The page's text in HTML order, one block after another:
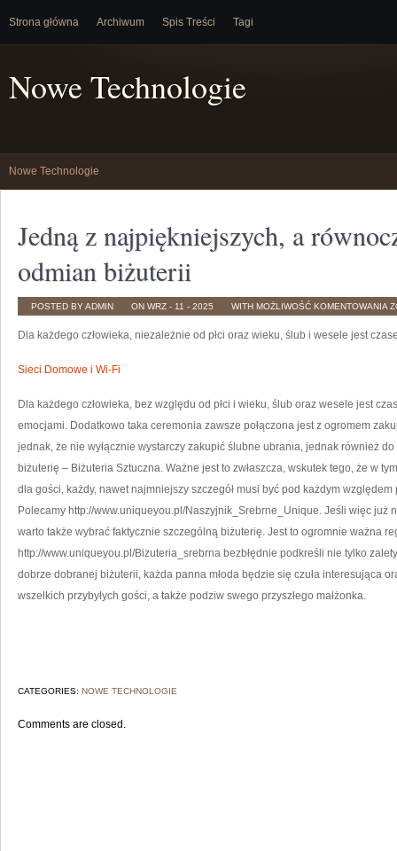
Strona główna Archiwum Spis Treści Tagi
Nowe Technologie
Nowe Technologie
Jedną z najpiękniejszych, a
odmian biżuterii
POSTED BY ADMIN ON WRZ - 11 - 2025 WITH MOŻLIWOŚĆ KOMENTOWANIA
Z
A
Dla każdego człowieka, niezależnie od płci oraz wieku, ślub i wesele jest
Sieci Domowe i Wi-Fi
Dla każdego człowieka, bez względu od płci i wieku, ślub oraz wesele jest
emocjami. Dodatkowo taka ceremonia zawsze połączona jest z ogromem
jednak, że nie wyłącznie wystarczy zakupić ślubne ubrania, jednak również
biżuterię – Biżuteria Sztuczna. Ważne jest to zwłaszcza, wskutek tego, że w
dla gości, każdy, nawet najmniejszy szczegół musi być pod każdym
Polecamy http://www.uniqueyou.pl/Naszyjnik_Srebrne_Unique. Jeśli więc już
warto także wybrać faktycznie szczególną biżuterię. Jest to ogromnie ważna
http://www.uniqueyou.pl/Bizuteria_srebrna bezbłędnie podkreśli nie tylko
dobrze dobranej biżuterii, każda panna młoda będzie się czuła interesująca
wszelkich przybyłych gości, a także podziw swego przyszłego małżonka.
CATEGORIES: NOWE TECHNOLOGIE
Comments are closed.